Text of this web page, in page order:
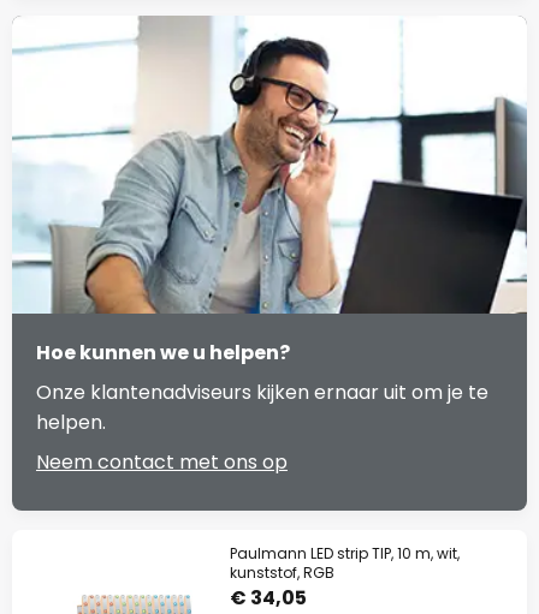
Hoe kunnen we u helpen?
Onze klantenadviseurs kijken ernaar uit om je te
helpen.
Neem contact met ons op
Paulmann LED strip TIP, 10 m, wit,
kunststof, RGB
€ 34,05